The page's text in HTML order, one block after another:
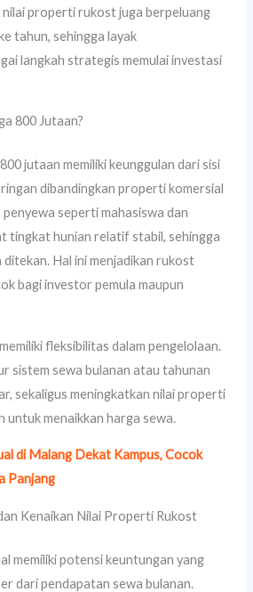
nilai properti rukost juga berpeluang
tahun, sehingga layak
langkah strategis memulai investasi
800 Jutaan?
jutaan memiliki keunggulan dari sisi
dibandingkan properti komersial
penyewa seperti mahasiswa dan
tingkat hunian relatif stabil, sehingga
Hal ini menjadikan rukost
bagi investor pemula maupun
fleksibilitas dalam pengelolaan.
sistem sewa bulanan atau tahunan
sekaligus meningkatkan nilai properti
untuk menaikkan harga sewa.
di Malang Dekat Kampus, Cocok
Panjang
Kenaikan Nilai Properti Rukost
memiliki potensi keuntungan yang
dari pendapatan sewa bulanan.